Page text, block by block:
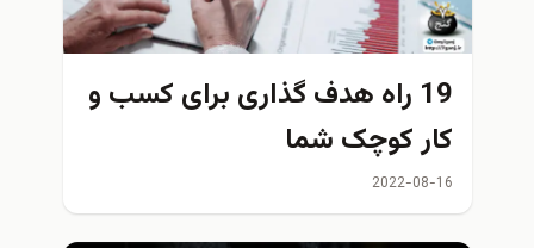
19 راه هدف گذاری برای کسب و
کار کوچک شما
2022-08-16